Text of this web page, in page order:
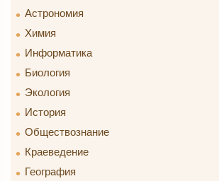
Астрономия
Химия
Информатика
Биология
Экология
История
Обществознание
Краеведение
География